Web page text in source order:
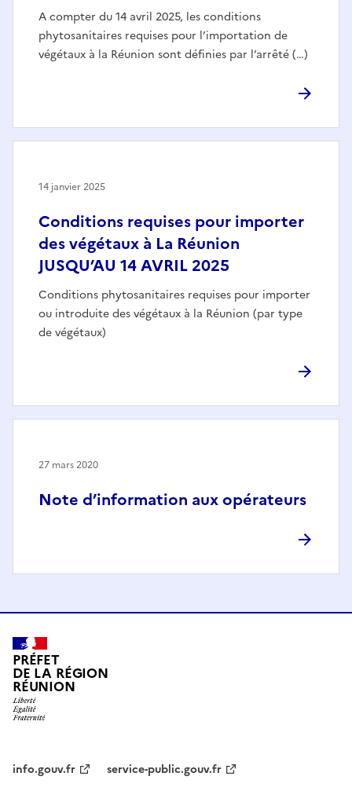
A compter du 14 avril 2025, les conditions
phytosanitaires requises pour l’importation de
végétaux à la Réunion sont définies par l’arrêté (…)
Conditions requises pour importer
des végétaux à La Réunion
JUSQU’AU 14 AVRIL 2025
Conditions phytosanitaires requises pour importer
ou introduite des végétaux à la Réunion (par type
de végétaux)
14 janvier 2025
Note d’information aux opérateurs
27 mars 2020
PRÉFET
DE LA RÉGION
RÉUNION
info.gouv.fr service-public.gouv.fr